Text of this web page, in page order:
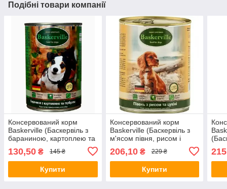
Подібні товари компанії
Консервований корм
Baskerville (Баскервіль з
бараниною, картоплею та
130,50 ₴ 145 ₴
Купити
Консервований корм
Baskerville (Баскервіль з
м'ясом півня, рисом і
206,10₴ 229 ₴
Купити